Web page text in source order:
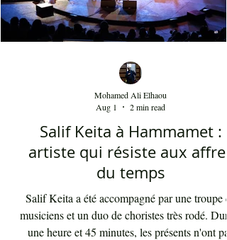
Salif Keita à Hammamet :
artiste qui résiste aux affres
du temps
Salif Keita a été accompagné par une troupe
musiciens et un duo de choristes très rodé.
une heure et 45 minutes, les présents n'ont pas
Mohamed Ali Elhaou
Aug 1
2 min read